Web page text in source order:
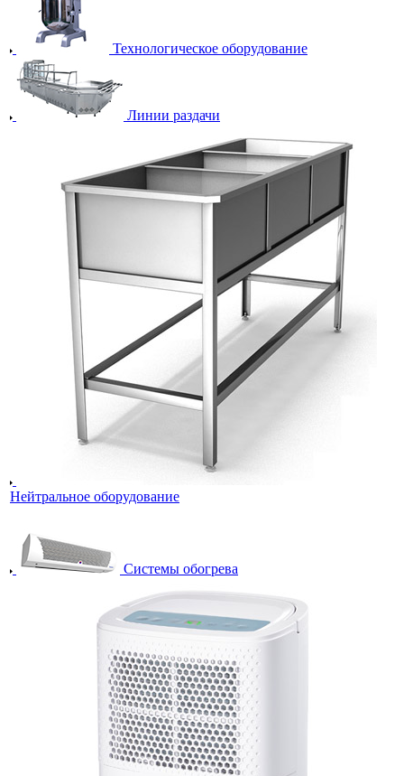
Технологическое оборудование
Линии раздачи
Нейтральное оборудование
Системы обогрева